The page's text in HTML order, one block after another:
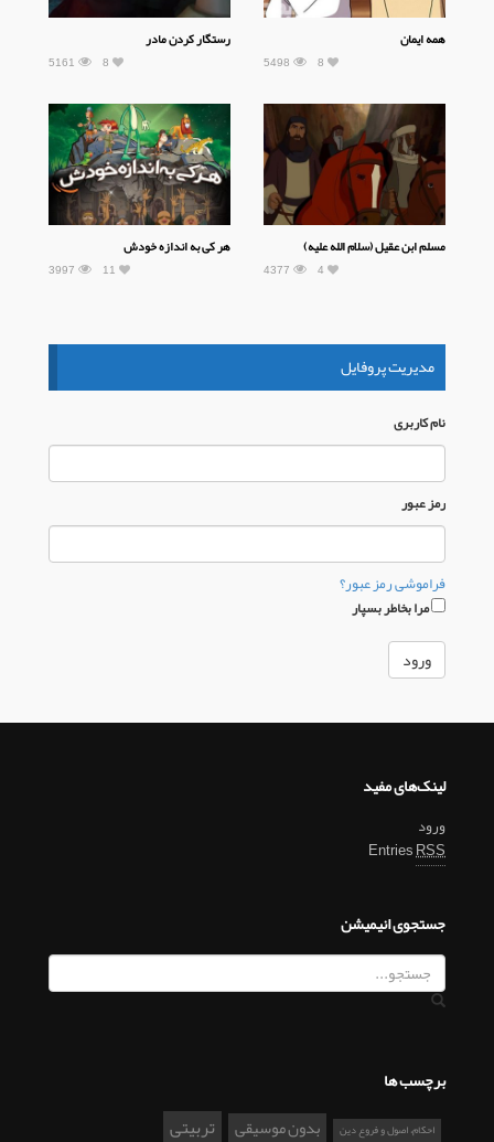
همه ایمان
5498 8
رستگار کردن مادر
5161 8
مسلم ابن عقیل (سلام الله علیه)
4377 4
هر کی به اندازه خودش
3997 11
مدیریت پروفایل
نام كاربری
رمز عبور
فراموشی رمز عبور؟
مرا بخاطر بسپار
لینک‌های مفید
ورود
EntriesRSS
جستجوی انیمیشن
برچسب ها
احکام، اصول و فروع دین بدون موسیقی تربیتی